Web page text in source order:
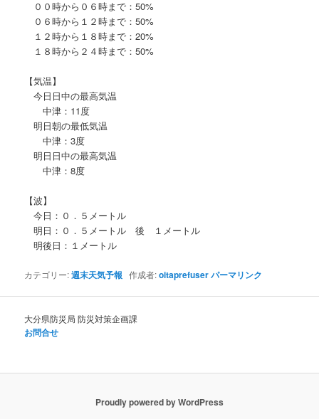
００時から０６時まで：50%
０６時から１２時まで：50%
１２時から１８時まで：20%
１８時から２４時まで：50%
【気温】
今日日中の最高気温
中津：11度
明日朝の最低気温
中津：3度
明日日中の最高気温
中津：8度
【波】
今日：０．５メートル
明日：０．５メートル 後 １メートル
明後日：１メートル
カテゴリー:週末天気予報 作成者:oitaprefuserパーマリンク
大分県防災局 防災対策企画課
お問合せ
Proudly powered by WordPress